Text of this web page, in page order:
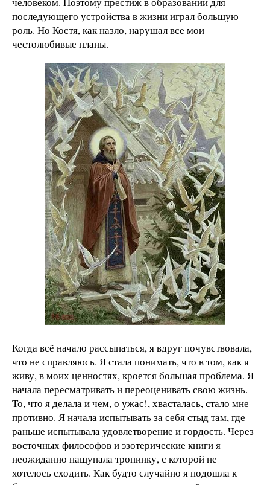
последующего устройства в жизни играл большую
роль. Но Костя, как назло, нарушал все мои
честолюбивые планы.
Когда всё начало рассыпаться, я вдруг почувствовала,
что не справляюсь. Я стала понимать, что в том, как я
живу, в моих ценностях, кроется большая проблема. Я
начала пересматривать и переоценивать свою жизнь.
То, что я делала и чем, о ужас!, хвасталась, стало мне
противно. Я начала испытывать за себя стыд там, где
раньше испытывала удовлетворение и гордость. Через
восточных философов и эзотерические книги я
неожиданно нащупала тропинку, с которой не
хотелось сходить. Как будто случайно я подошла к